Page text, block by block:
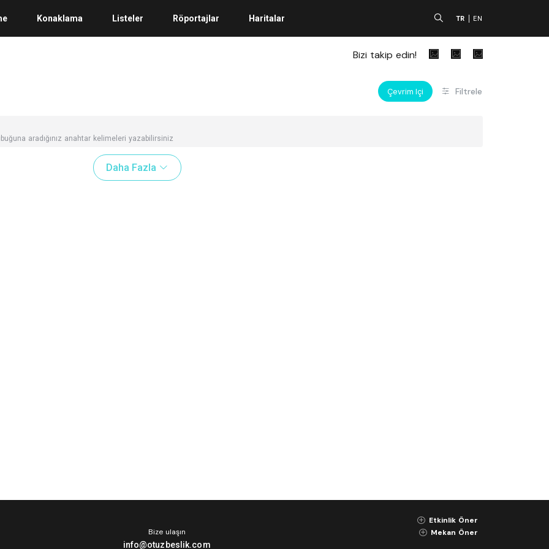
Konaklama Listeler Röportajlar Haritalar A TR EN
Bizi takip edin!
Çevrim Içi Filtrele
aradığınız anahtar kelimeleri yazabilirsiniz
Daha Fazla
Bize ulaşın
info@otuzbeslik.com
K Etkinlik Öner
K Mekan Öner